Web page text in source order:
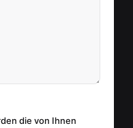
die von Ihnen